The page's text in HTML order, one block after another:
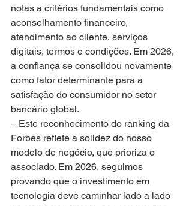
notas a critérios fundamentais como
aconselhamento financeiro,
atendimento ao cliente, serviços
digitais, termos e condições. Em 2026,
a confiança se consolidou novamente
como fator determinante para a
satisfação do consumidor no setor
bancário global.
– Este reconhecimento do ranking da
Forbes reflete a solidez do nosso
modelo de negócio, que prioriza o
associado. Em 2026, seguimos
provando que o investimento em
tecnologia deve caminhar lado a lado